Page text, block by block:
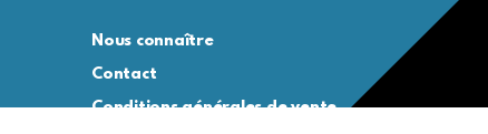
Nous connaître
Contact
Conditions générales de vente